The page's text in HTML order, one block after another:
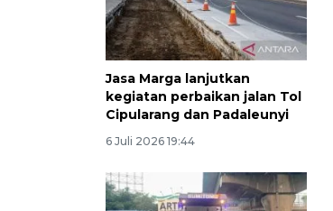
Jasa Marga lanjutkan
kegiatan perbaikan jalan Tol
Cipularang dan Padaleunyi
6 Juli 2026 19:44